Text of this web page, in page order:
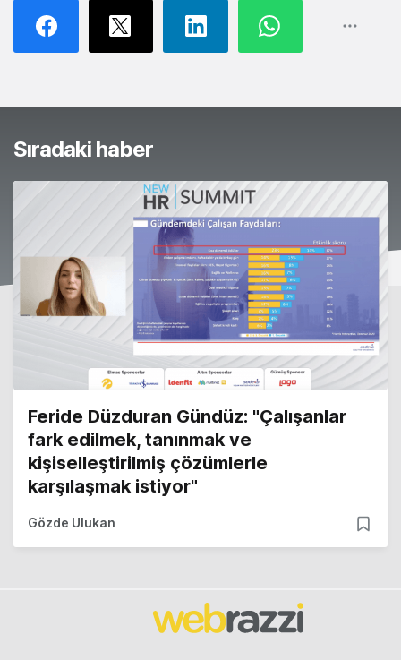
Sıradaki haber
Feride Düzduran Gündüz: "Çalışanlar
fark edilmek, tanınmak ve
kişiselleştirilmiş çözümlerle
karşılaşmak istiyor"
Gözde Ulukan